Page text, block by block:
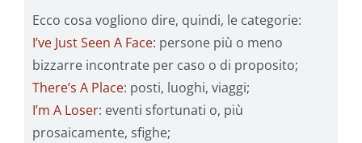
Ecco cosa vogliono dire, quindi, le categorie:
I’ve Just Seen A Face: persone più o meno
bizzarre incontrate per caso o di proposito;
There’s A Place: posti, luoghi, viaggi;
I’m A Loser: eventi sfortunati o, più
prosaicamente, sfighe;